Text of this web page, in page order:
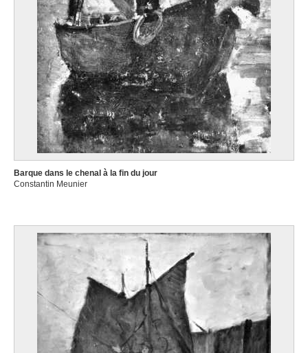
Barque dans le chenal à la fin du jour
Constantin Meunier